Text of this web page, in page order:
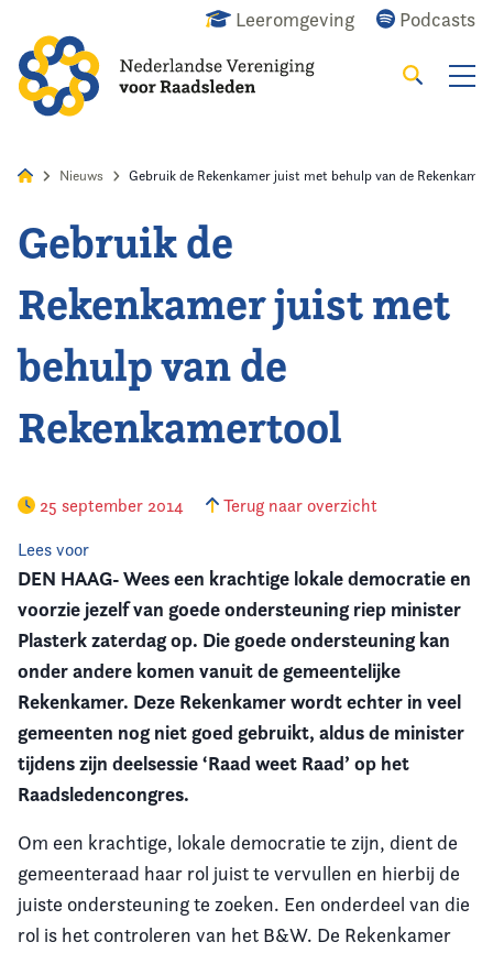
Leeromgeving Podcasts
Zoeken
Home
Agenda
Nieuws
Opleiding
Nieuws Gebruik de Rekenkamer juist met behulp van de
Gebruik de
Rekenkamer juist met
behulp van de
Rekenkamertool
25 september 2014 Terug naar overzicht
Lees voor
DEN HAAG- Wees een krachtige lokale democratie en
voorzie jezelf van goede ondersteuning riep minister
Plasterk zaterdag op. Die goede ondersteuning kan
onder andere komen vanuit de gemeentelijke
Rekenkamer. Deze Rekenkamer wordt echter in veel
gemeenten nog niet goed gebruikt, aldus de minister
tijdens zijn deelsessie ‘Raad weet Raad’ op het
Raadsledencongres.
Om een krachtige, lokale democratie te zijn, dient de
gemeenteraad haar rol juist te vervullen en hierbij de
juiste ondersteuning te zoeken. Een onderdeel van die
rol is het controleren van het B&W. De Rekenkamer